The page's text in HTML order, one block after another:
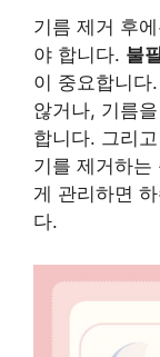
기름 제거 후
야 합니다. 불
이 중요합니다
않거나, 기름
합니다. 그리
기를 제거하는
게 관리하면
다.